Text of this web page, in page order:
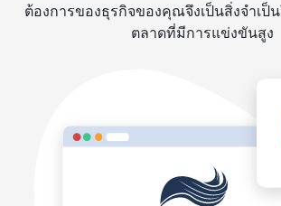
ต้องการของธุรกิจของคุณจึงเป็นสิ่งจำเป็
ตลาดที่มีการแข่งขันสูง